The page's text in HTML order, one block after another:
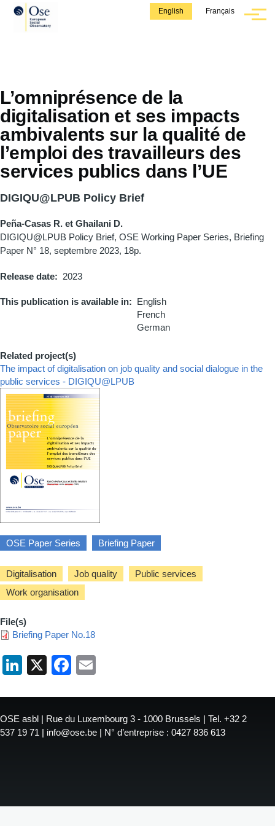
Skip to main content English Français
Menu
L’omniprésence de la
digitalisation et ses impacts
ambivalents sur la qualité de
l’emploi des travailleurs des
services publics dans l’UE
DIGIQU@LPUB Policy Brief
Peña-Casas R. et Ghailani D.
DIGIQU@LPUB Policy Brief, OSE Working Paper Series, Briefing
Paper N° 18, septembre 2023, 18p.
Release date 2023
This publication is available in
English
French
German
Related project(s)
The impact of digitalisation on job quality and social dialogue in the
public services - DIGIQU@LPUB
Couverture
OSE Paper Series Briefing Paper
Digitalisation Job quality
Public services
Work organisation
File(s)
Briefing Paper No.18
LinkedIn
X Facebook
OSE asbl | Rue du Luxembourg 3 - 1000 Brussels | Tel. +32 2
537 19 71 | info@ose.be | N° d’entreprise : 0427 836 613